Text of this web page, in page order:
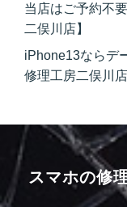
当店はご予約不
二俣川店】
iPhone13ならデ
修理工房二俣川店
スマホの修